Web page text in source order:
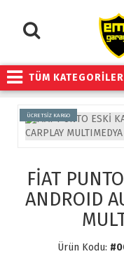
TÜM KATEGORİLER
ÜCRETSİZ KARGO
FİAT
ANDROID
Ürün Kodu: